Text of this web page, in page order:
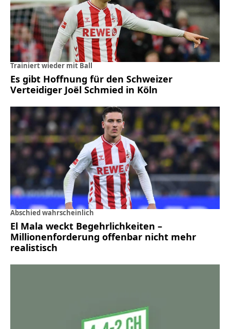
Trainiert wieder mit Ball
Es gibt Hoffnung für den Schweizer
Verteidiger Joël Schmied in Köln
Abschied wahrscheinlich
El Mala weckt Begehrlichkeiten –
Millionenforderung offenbar nicht mehr
realistisch